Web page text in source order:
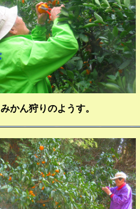
みかん狩りのようす。